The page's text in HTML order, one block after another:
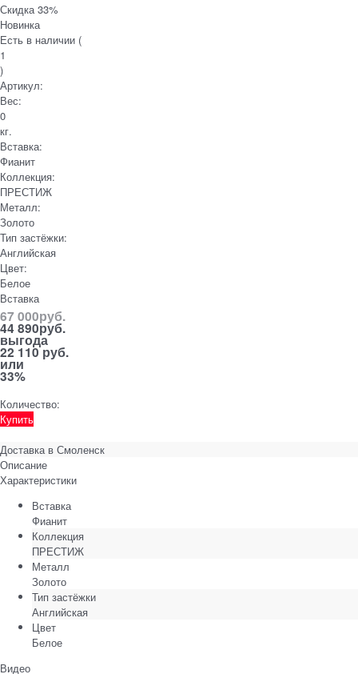
Скидка 33%
Новинка
Есть в наличии (
1
)
Артикул:
Вес:
0
кг.
Вставка:
Фианит
Коллекция:
ПРЕСТИЖ
Металл:
Золото
Тип застёжки:
Английская
Цвет:
Белое
Вставка
67 000руб.
44 890руб.
выгода
22 110 руб.
или
33%
Количество:
Купить
Доставка в Смоленск
Описание
Характеристики
Вставка
Фианит
Коллекция
ПРЕСТИЖ
Металл
Золото
Тип застёжки
Английская
Цвет
Белое
Видео